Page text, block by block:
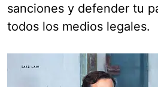
sanciones y defender tu
todos los medios legales.